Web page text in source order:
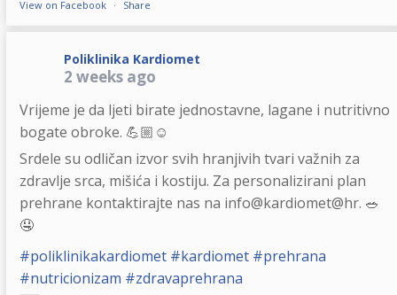
View on Facebook · Share
Poliklinika Kardiomet
2 weeks ago
Vrijeme je da ljeti birate jednostavne, lagane i nutritivno
bogate obroke. 💪🏼☺️
Srdele su odličan izvor svih hranjivih tvari važnih za
zdravlje srca, mišića i kostiju. Za personalizirani plan
prehrane kontaktirajte nas na info@kardiomet@hr. 🥗
🤤
#poliklinikakardiomet #kardiomet #prehrana
#nutricionizam #zdravaprehrana